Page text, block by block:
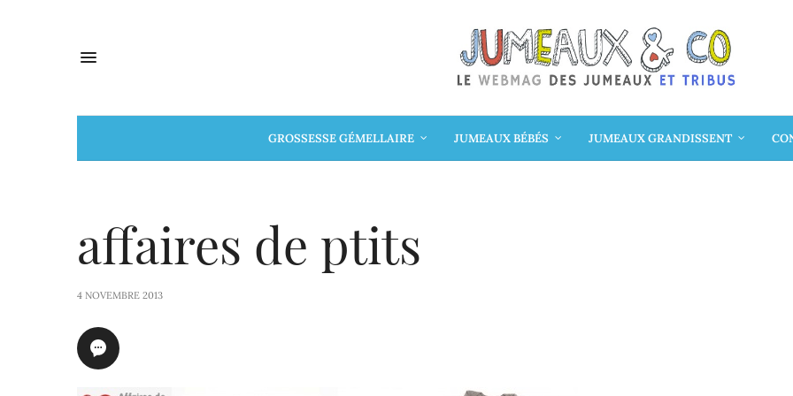
GROSSESSE GÉMELLAIRE JUMEAUX BÉBÉS JUMEAUX GRANDISSENT
affaires de ptits
4 NOVEMBRE 2013